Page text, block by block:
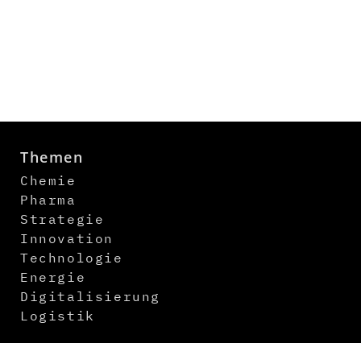
Themen
Chemie
Pharma
Strategie
Innovation
Technologie
Energie
Digitalisierung
Logistik